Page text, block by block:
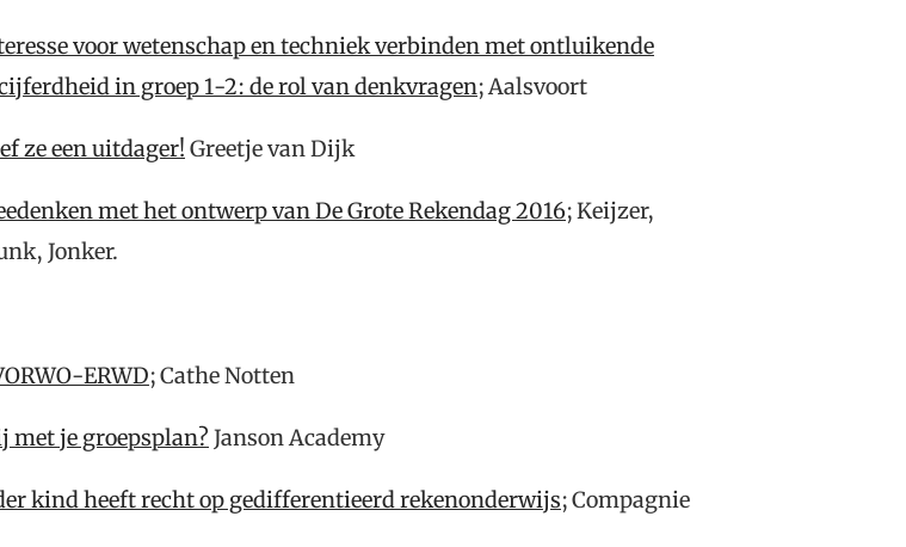
voor wetenschap en techniek verbinden met ontluikende
in groep 1-2: de rol van denkvragen; Aalsvoort
ze een uitdager! Greetje van Dijk
met het ontwerp van De Grote Rekendag 2016; Keijzer,
Jonker.
ERWD; Cathe Notten
met je groepsplan? Janson Academy
kind heeft recht op gedifferentieerd rekenonderwijs; Compagnie